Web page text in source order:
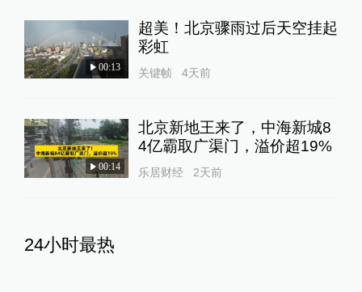
00:13
超美！北京骤雨过后天空挂起
彩虹
关键帧 4天前
00:14
北京新地王来了，中海新城8
4亿霸取广渠门，溢价超19%
乐居财经 2天前
24小时最热